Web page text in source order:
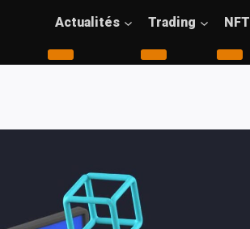
Actualités Trading NFT